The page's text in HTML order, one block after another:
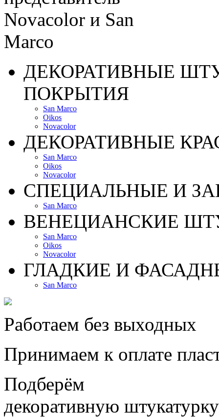
ДЕКОРАТИВНЫЕ
ПОКРЫТИЯ
San Marco
Oikos
Novacolor
ДЕКОРАТИВНЫЕ
San Marco
Oikos
Novacolor
СПЕЦИАЛЬНЫЕ И
San Marco
ВЕНЕЦИАНСКИЕ
San Marco
Oikos
Novacolor
ГЛАДКИЕ И
San Marco
Работаем без выходных
Принимаем к оплате
Подберём
декоративную штукатурку